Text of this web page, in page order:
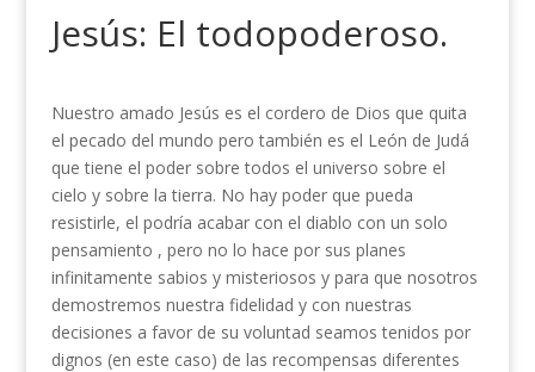
Jesús: El todopoderoso.
Nuestro amado Jesús es el cordero de Dios que quita
el pecado del mundo pero también es el León de Judá
que tiene el poder sobre todos el universo sobre el
cielo y sobre la tierra. No hay poder que pueda
resistirle, el podría acabar con el diablo con un solo
pensamiento , pero no lo hace por sus planes
infinitamente sabios y misteriosos y para que nosotros
demostremos nuestra fidelidad y con nuestras
decisiones a favor de su voluntad seamos tenidos por
dignos (en este caso) de las recompensas diferentes